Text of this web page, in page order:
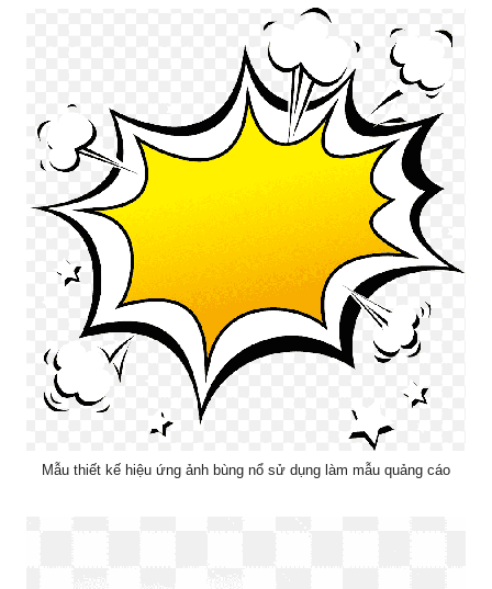
Mẫu thiết kế hiệu ứng ảnh bùng nổ sử dụng làm mẫu quảng cáo